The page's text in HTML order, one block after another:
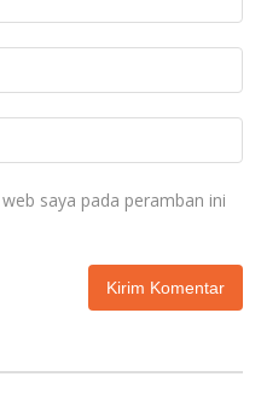
saya pada peramban ini